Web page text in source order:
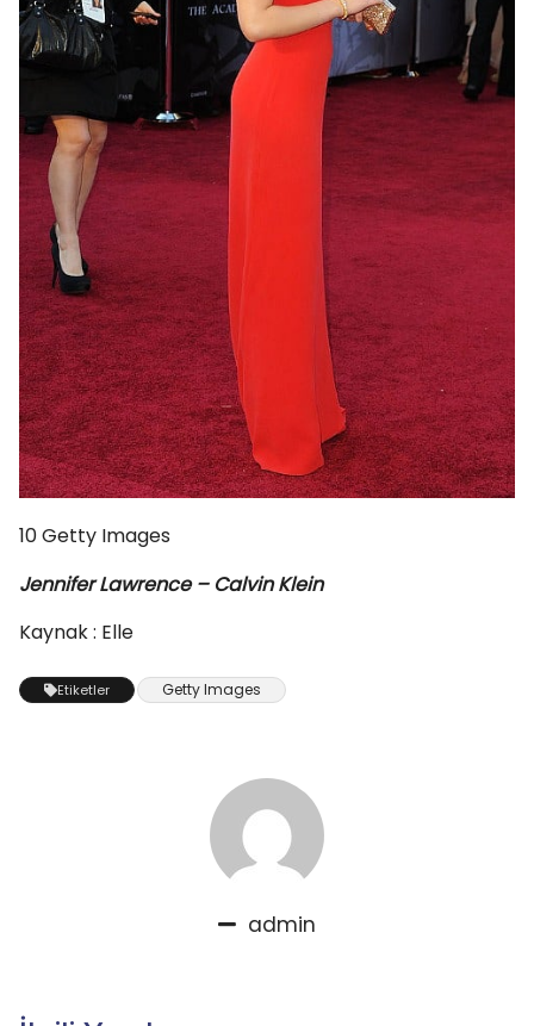
10Getty Images
Jennifer Lawrence – Calvin Klein
Kaynak : Elle
Etiketler Getty Images
admin